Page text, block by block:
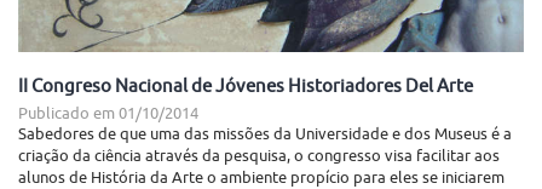
II Congreso Nacional de Jóvenes Historiadores Del Arte
Publicado em 01/10/2014
Sabedores de que uma das missões da Universidade e dos Museus é a
criação da ciência através da pesquisa, o congresso visa facilitar aos
alunos de História da Arte o ambiente propício para eles se iniciarem